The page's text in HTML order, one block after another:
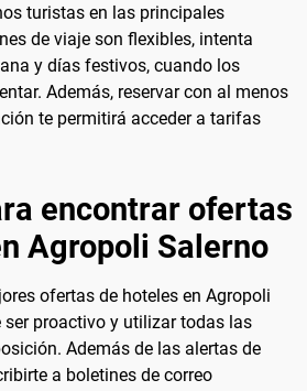
turistas en las principales
de viaje son flexibles, intenta
y días festivos, cuando los
Además, reservar con al menos
te permitirá acceder a tarifas
encontrar ofertas
Agropoli Salerno
ofertas de hoteles en Agropoli
ser proactivo y utilizar todas las
Además de las alertas de
a boletines de correo